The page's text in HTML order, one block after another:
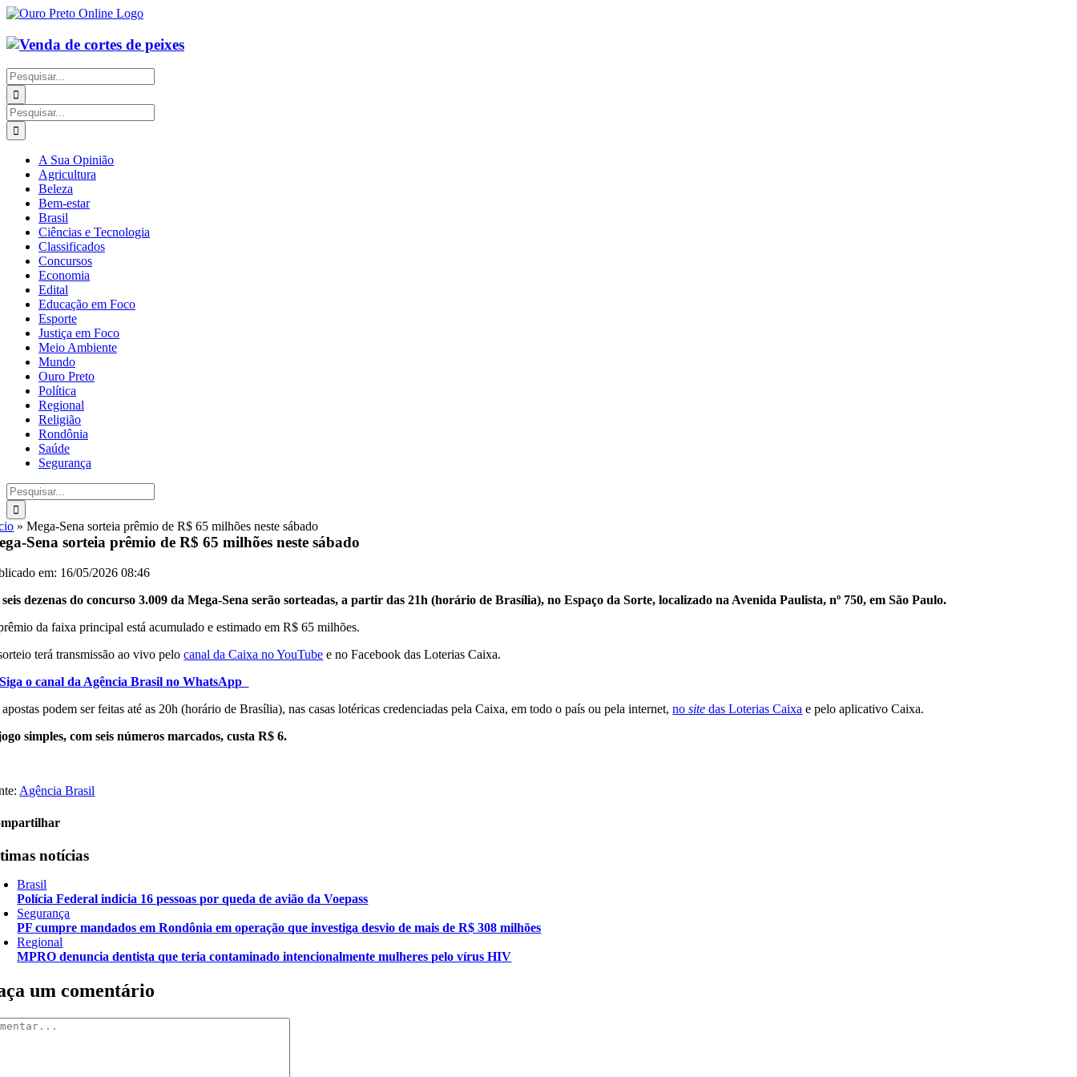
Ir
o
conteúdo
Buscar
resultados
para:
Buscar
resultados
para:
A Sua Opinião
Agricultura
Beleza
Bem-estar
Brasil
Ciências e Tecnologia
Classificados
Concursos
Economia
Edital
Educação em Foco
Esporte
Justiça em Foco
Meio Ambiente
Mundo
Ouro Preto
Política
Regional
Religião
Rondônia
Saúde
Segurança
Buscar
resultados
para:
»Mega-Sena sorteia prêmio de R$ 65 milhões neste sábado
Sena sorteia prêmio de R$ 65 milhões neste sábado
em: 16/05/2026 08:46
dezenas do concurso 3.009 da Mega-Sena serão sorteadas, a partir das 21h (horário de Brasília), no Espaço da Sorte, localizado na Avenida Paulista, nº 750, em São Paulo.
da faixa principal está acumulado e estimado em R$ 65 milhões.
terá transmissão ao vivo pelocanal da Caixa no YouTube e no Facebook das Loterias Caixa.
o canal da Agência Brasil no WhatsApp
podem ser feitas até as 20h (horário de Brasília), nas casas lotéricas credenciadas pela Caixa, em todo o país ou pela internet,nosite das Loterias Caixa e pelo aplicativo Caixa.
simples, com seis números marcados, custa R$ 6.
Agência Brasil
notícias
Brasil
Polícia Federal indicia 16 pessoas por queda de avião da Voepass
Segurança
PF cumpre mandados em Rondônia em operação que investiga desvio de mais de R$ 308 milhões
Regional
MPRO denuncia dentista que teria contaminado intencionalmente mulheres pelo vírus HIV
um comentário